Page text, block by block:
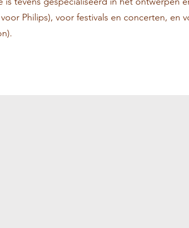
Philips), voor festivals en concerten, en